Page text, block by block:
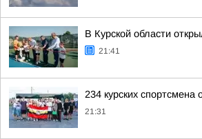
В Курской области
21:41
234 курских
21:31